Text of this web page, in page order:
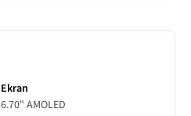
Ekran
6.70" AMOLED